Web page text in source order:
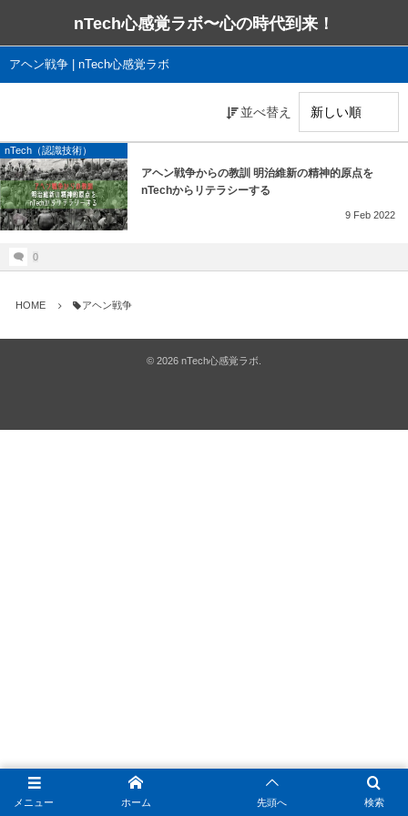
nTech心感覚ラボ〜心の時代到来！
アヘン戦争 | nTech心感覚ラボ
並べ替え
nTech（認識技術）
アヘン戦争からの教訓 明治維新の精神的原点を
nTechからリテラシーする
9 Feb 2022
0
HOME アヘン戦争
© 2026 nTech心感覚ラボ
メニュー 検索
ホーム 先頭へ